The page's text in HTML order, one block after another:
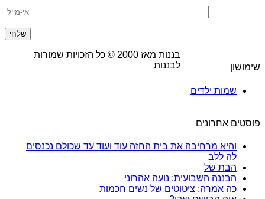
שימושון
שמות ילדים
פוסטים אחרונים
והיא מרחיבה את בית החזה עוד ועוד עד שכולם נכנסים
לה ללב
הבת של
הבננה השבועית: נועה אהרוני
כה אמרה: ציטוטים של נשים חכמות
בננות מאז2000 © כל הזכויות שמורות
לבננות